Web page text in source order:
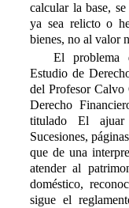
calcular la base,
ya sea relicto o
bienes, no al valor
El problema
Estudio de
del Profesor Calvo
Derecho
titulado El
Sucesiones,
que de una
atender al
doméstico,
sigue el